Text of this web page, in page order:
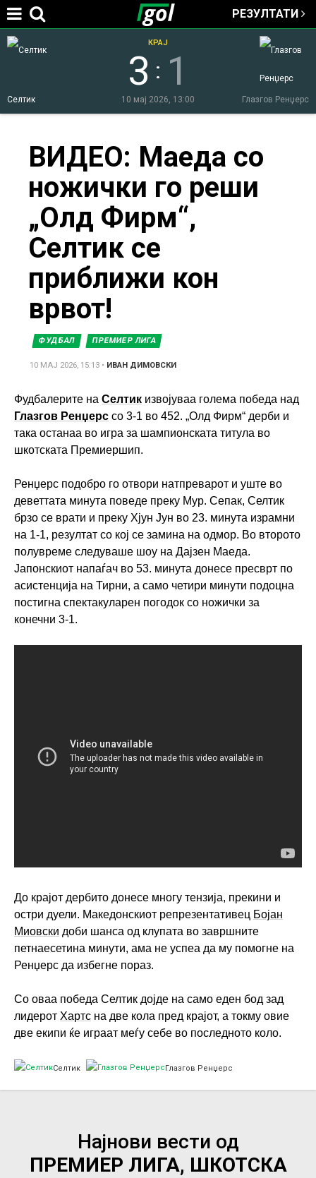
Jump to navigation
РЕЗУЛТАТИ
Селтик Глазгов Ренџерс
3 : 1
КРАЈ
10 мај 2026, 13:00
ВИДЕО: Маеда со
ножички го реши
„Олд Фирм“,
Селтик се
приближи кон
врвот!
ФУДБАЛ ПРЕМИЕР ЛИГА
10 МАЈ 2026, 15:13 • ИВАН ДИМОВСКИ
Фудбалерите на Селтик извојуваа голема победа над
Глазгов Ренџерс со 3-1 во 452. „Олд Фирм“ дерби и
така останаа во игра за шампионската титула во
шкотската Премиершип.
Ренџерс подобро го отвори натпреварот и уште во
деветтата минута поведе преку Мур. Сепак, Селтик
брзо се врати и преку Хјун Јун во 23. минута израмни
на 1-1, резултат со кој се замина на одмор. Во второто
полувреме следуваше шоу на Дајзен Маеда.
Јапонскиот напаѓач во 53. минута донесе пресврт по
асистенција на Тирни, а само четири минути подоцна
постигна спектакуларен погодок со ножички за
конечни 3-1.
До крајот дербито донесе многу тензија, прекини и
остри дуели. Македонскиот репрезентативец Бојан
Миовски доби шанса од клупата во завршните
петнаесетина минути, ама не успеа да му помогне на
Ренџерс да избегне пораз.
Со оваа победа Селтик дојде на само еден бод зад
лидерот Хартс на две кола пред крајот, а токму овие
две екипи ќе играат меѓу себе во последното коло.
Селтик Глазгов Ренџерс
Најнови вести од
ПРЕМИЕР ЛИГА, ШКОТСКА